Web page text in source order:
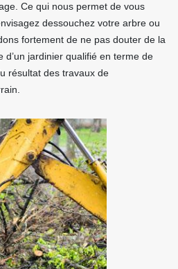
Ce qui nous permet de vous
dessouchez votre arbre ou
fortement de ne pas douter de la
d’un jardinier qualifié en terme de
résultat des travaux de